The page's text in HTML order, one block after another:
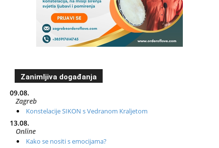
Zanimljiva događanja
09.08.
Zagreb
Konstelacije SIKON s Vedranom Kraljetom
13.08.
Online
Kako se nositi s emocijama?